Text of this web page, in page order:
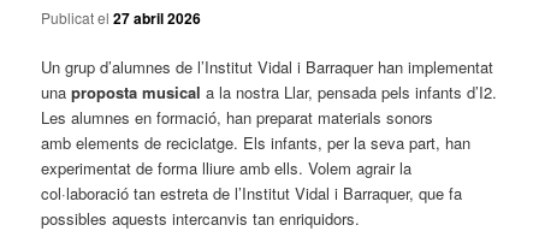
Publicat el27 abril 2026
Un grup d’alumnes de l’Institut Vidal i Barraquer han implementat
unaproposta musical a la nostra Llar, pensada pels infants d’I2.
Les alumnes en formació, han preparat materials sonors
amb elements de reciclatge. Els infants, per la seva part, han
experimentat de forma lliure amb ells. Volem agrair la
col·laboració tan estreta de l’Institut Vidal i Barraquer, que fa
possibles aquests intercanvis tan enriquidors.